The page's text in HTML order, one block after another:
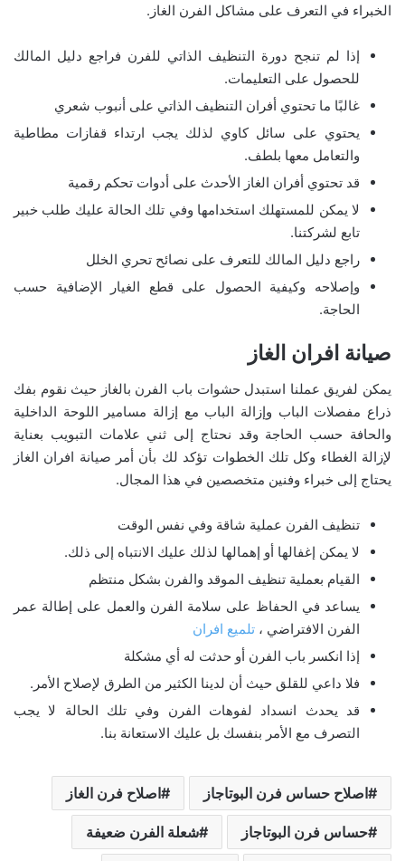
الخبراء في التعرف على مشاكل الفرن الغاز.
إذا لم تنجح دورة التنظيف الذاتي للفرن فراجع دليل المالك
للحصول على التعليمات.
غالبًا ما تحتوي أفران التنظيف الذاتي على أنبوب شعري
يحتوي على سائل كاوي لذلك يجب ارتداء قفازات مطاطية
والتعامل معها بلطف.
قد تحتوي أفران الغاز الأحدث على أدوات تحكم رقمية
لا يمكن للمستهلك استخدامها وفي تلك الحالة عليك طلب خبير
تابع لشركتنا.
راجع دليل المالك للتعرف على نصائح تحري الخلل
وإصلاحه وكيفية الحصول على قطع الغيار الإضافية حسب
الحاجة.
صيانة افران الغاز
يمكن لفريق عملنا استبدل حشوات باب الفرن بالغاز حيث نقوم بفك
ذراع مفصلات الباب وإزالة الباب مع إزالة مسامير اللوحة الداخلية
والحافة حسب الحاجة وقد نحتاج إلى ثني علامات التبويب بعناية
لإزالة الغطاء وكل تلك الخطوات تؤكد لك بأن أمر صيانة افران الغاز
يحتاج إلى خبراء وفنين متخصصين في هذا المجال.
تنظيف الفرن عملية شاقة وفي نفس الوقت
لا يمكن إغفالها أو إهمالها لذلك عليك الانتباه إلى ذلك.
القيام بعملية تنظيف الموقد والفرن بشكل منتظم
يساعد في الحفاظ على سلامة الفرن والعمل على إطالة عمر
الفرن الافتراضي ، تلميع افران
إذا انكسر باب الفرن أو حدثت له أي مشكلة
فلا داعي للقلق حيث أن لدينا الكثير من الطرق لإصلاح الأمر.
قد يحدث انسداد لفوهات الفرن وفي تلك الحالة لا يجب
التصرف مع الأمر بنفسك بل عليك الاستعانة بنا.
اصلاح حساس فرن البوتاجاز اصلاح فرن الغاز
حساس فرن البوتاجاز شعلة الفرن ضعيفة